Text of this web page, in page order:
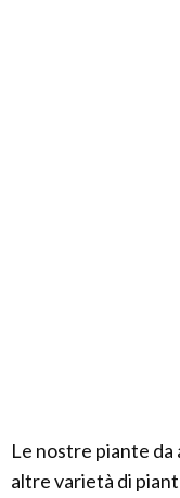
Le nostre piante
altre varietà di